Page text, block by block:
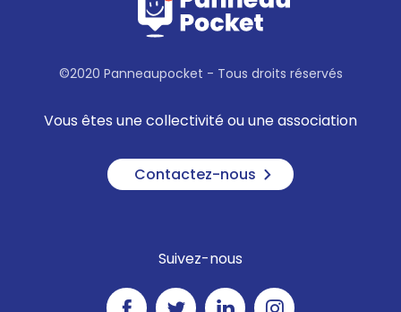
©2020 Panneaupocket - Tous droits réservés
Vous êtes une collectivité ou une association
Contactez-nous
Suivez-nous